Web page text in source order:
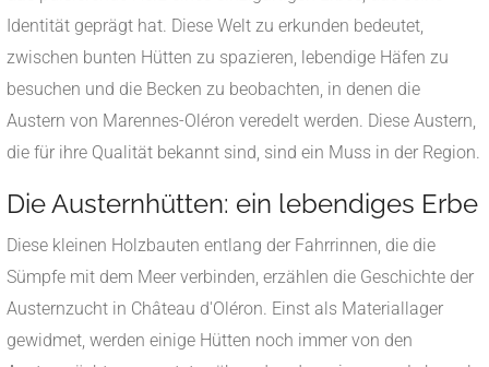
Identität geprägt hat. Diese Welt zu erkunden bedeutet,
zwischen bunten Hütten zu spazieren, lebendige Häfen zu
besuchen und die Becken zu beobachten, in denen die
Austern von Marennes-Oléron veredelt werden. Diese Austern,
die für ihre Qualität bekannt sind, sind ein Muss in der Region.
Die Austernhütten: ein lebendiges Erbe
Diese kleinen Holzbauten entlang der Fahrrinnen, die die
Sümpfe mit dem Meer verbinden, erzählen die Geschichte der
Austernzucht in Château d'Oléron. Einst als Materiallager
gewidmet, werden einige Hütten noch immer von den